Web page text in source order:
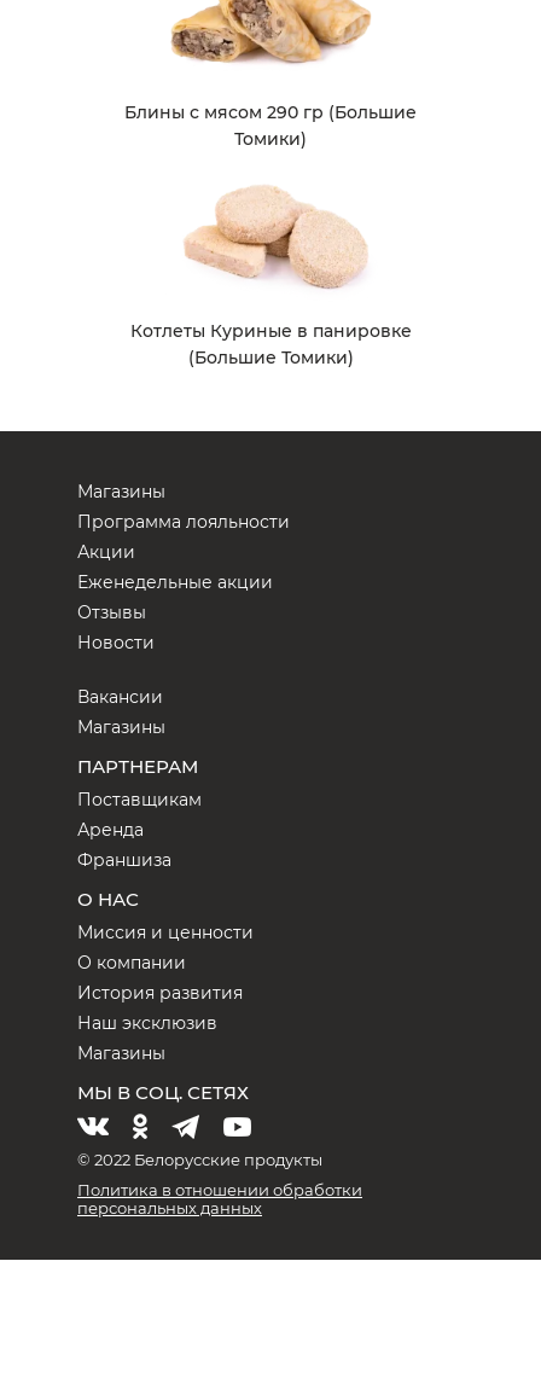
Блины с мясом 290 гр (Большие
Томики)
Котлеты Куриные в панировке
(Большие Томики)
Магазины
Программа лояльности
Акции
Еженедельные акции
Отзывы
Новости
Вакансии
Магазины
ПАРТНЕРАМ
Поставщикам
Аренда
Франшиза
О НАС
Миссия и ценности
О компании
История развития
Наш эксклюзив
Магазины
МЫ В СОЦ. СЕТЯХ
© 2022 Белорусские продукты
Политика в отношении обработки
персональных данных